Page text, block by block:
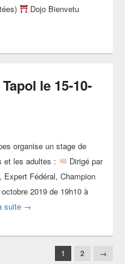
Dojo Bienvetu
Areski Ouzrout le 12-11-2019
le 15-10-
organise un stage de
et les adultes :
Dirigé par
Expert Fédéral, Champion
2019 de 19h10 à
suite Stage avec Jacques Tapol
→
1 2 →